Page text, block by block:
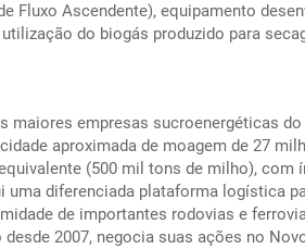
Fluxo Ascendente), equipamento
do biogás produzido para
maiores empresas sucroenergéticas
aproximada de moagem de 27
(500 mil tons de milho),
uma diferenciada plataforma logística
de importantes rodovias e
2007, negocia suas ações no